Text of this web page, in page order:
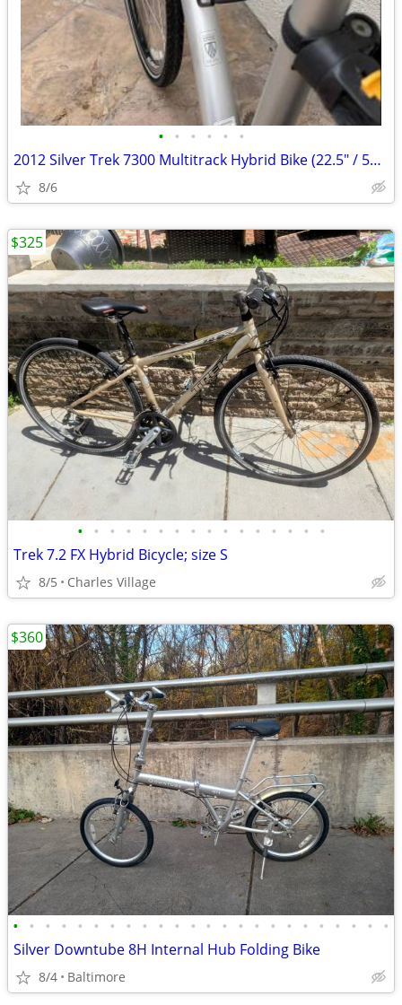
• • • • • •
2012 Silver Trek 7300 Multitrack Hybrid Bike (22.5" / 57 cm. Large fra
8/6
• • • • • • • • • • • • • • • •
Trek 7.2 FX Hybrid Bicycle; size S
8/5 Charles Village
$325
• • • • • • • • • • • • • • • • • • • • • • • •
Silver Downtube 8H Internal Hub Folding Bike
8/4 Baltimore
$360